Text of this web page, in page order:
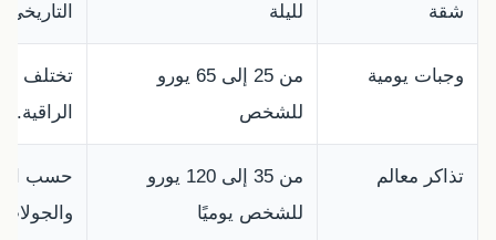
شقة
لليلة
التاريخي.
وجبات يومية
من 25 إلى 65 يورو
للشخص
تختلف
الراقية.
تذاكر معالم
من 35 إلى 120 يورو
للشخص يوميًا
حسب